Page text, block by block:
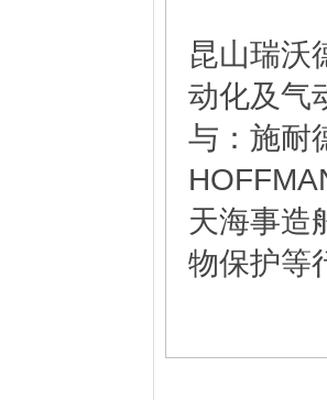
昆山瑞沃
动化及气
与：施耐
天海事造
物保护等